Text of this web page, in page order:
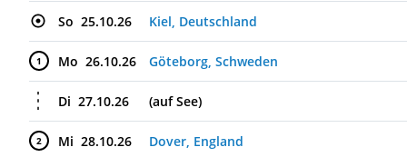
So 25.10.26 Kiel, Deutschland
1 Mo 26.10.26 Göteborg, Schweden
Di 27.10.26 (auf See)
2 Mi 28.10.26 Dover, England